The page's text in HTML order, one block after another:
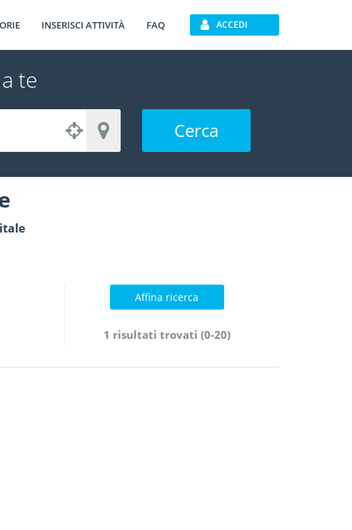
INSERISCI ATTIVITÀ FAQ ACCEDI
te
Cerca
Affina ricerca
1 risultati trovati (0-20)